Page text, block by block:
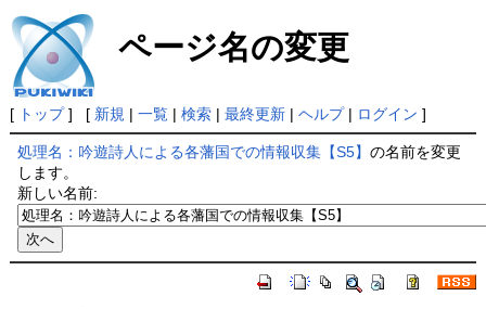
ページ名の変更
[ トップ] [ 新規 | 一覧| 検索| 最終更新| ヘルプ| ログイン ]
処理名：吟遊詩人による各藩国での情報収集【S5】の名前を変更
します。
新しい名前: